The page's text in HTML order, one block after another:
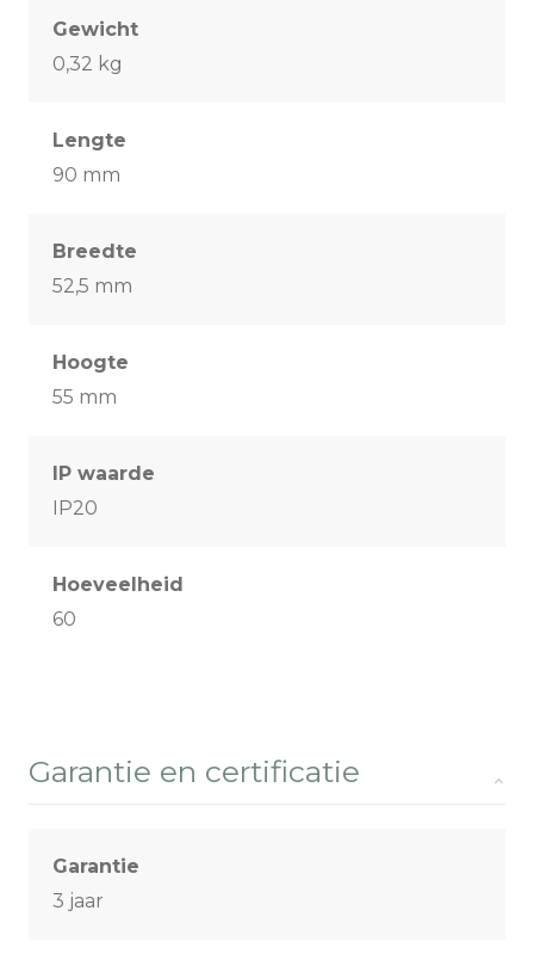
Gewicht
0,32 kg
Lengte
90 mm
Breedte
52,5 mm
Hoogte
55 mm
IP waarde
IP20
Hoeveelheid
60
Garantie en certificatie
Garantie
3 jaar